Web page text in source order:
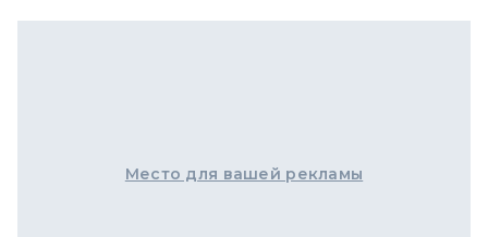
Место для вашей рекламы